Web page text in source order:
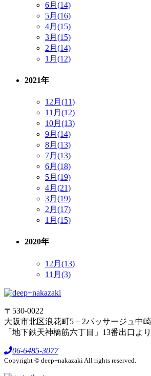
6月(14)
5月(16)
4月(15)
3月(15)
2月(14)
1月(12)
2021年
12月(11)
11月(12)
10月(13)
9月(14)
8月(13)
7月(13)
6月(18)
5月(19)
4月(21)
3月(19)
2月(17)
1月(15)
2020年
12月(13)
11月(3)
〒530-0022
大阪市北区浪花町5－2パッサージュ中
「地下鉄天神橋筋六丁目」13番出口よ
06-6485-3077
Copyright © deep+nakazaki All rights reserved.